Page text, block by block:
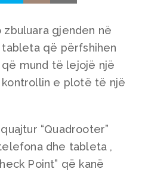
gjenden në
që përfshihen
mund të lejojë një
e plotë të një
“Quadrooter”
dhe tableta ,
Point” që kanë